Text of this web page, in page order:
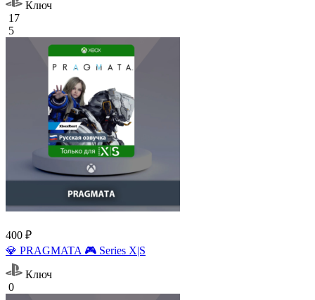
Ключ
17
5
400 ₽
💎 PRAGMATA 🎮 Series X|S
Ключ
0